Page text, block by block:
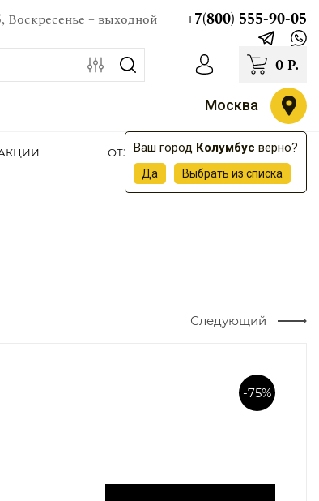
– выходной +7(800) 555-90-05
0 Р.
Москва
Ваш город Колумбус верно?
Да Выбрать из списка
ОТЗЫВЫ КОНТАКТЫ
Следующий
-75%